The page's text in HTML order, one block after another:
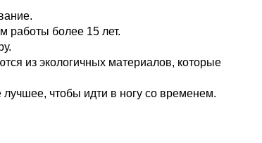
работы более 15 лет.
из экологичных материалов, которые
чтобы идти в ногу со временем.